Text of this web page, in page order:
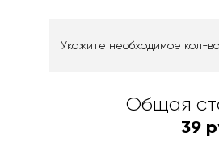
Укажите необходимое кол-во
Общая
39